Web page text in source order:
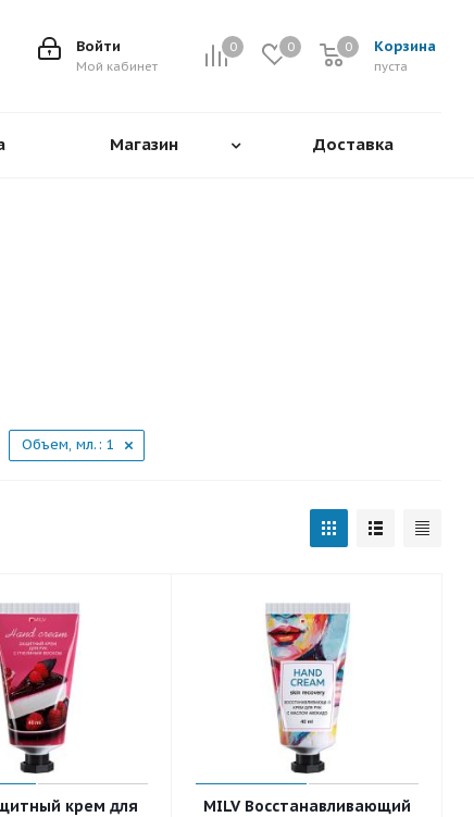
0 0 Корзина
0
пуста
0
Войти
Мой кабинет
Магазин Доставка
Объем, мл.: 1
крем для
MILV Восстанавливающий